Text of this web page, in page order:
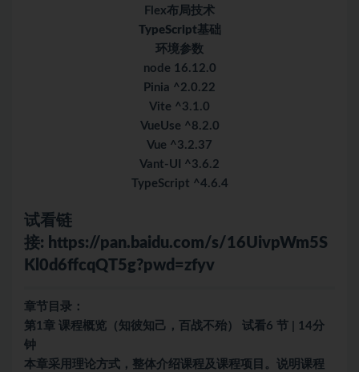
Flex布局技术
TypeScript基础
环境参数
node 16.12.0
Pinia ^2.0.22
Vite ^3.1.0
VueUse ^8.2.0
Vue ^3.2.37
Vant-UI ^3.6.2
TypeScript ^4.6.4
试看链
接: https://pan.baidu.com/s/16UivpWm5S
Kl0d6ffcqQT5g?pwd=zfyv
章节目录：
第1章 课程概览（知彼知己，百战不殆） 试看6 节 | 14分
钟
本章采用理论方式，整体介绍课程及课程项目。说明课程